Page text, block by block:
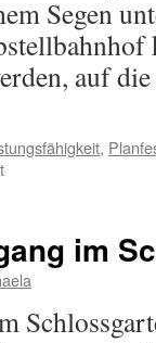
Segen
auf
,
im